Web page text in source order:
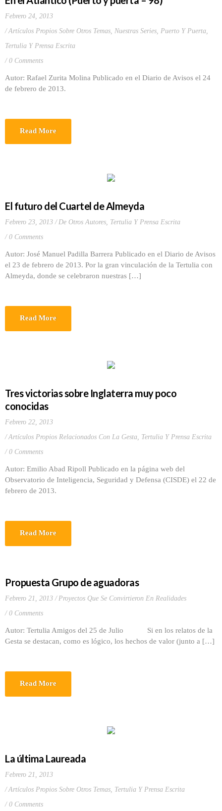
Febrero 24, 2013
Artículos Propios Sobre Otros Temas, Nuestras Series, Puerto Y Puerta,
Tertulia Y Prensa Escrita
0 Comments
Autor: Rafael Zurita Molina Publicado en el Diario de Avisos el 24
de febrero de 2013.
Read More
El futuro del Cuartel de Almeyda
Febrero 23, 2013 De Otros Autores, Tertulia Y Prensa Escrita
0 Comments
Autor: José Manuel Padilla Barrera Publicado en el Diario de Avisos
el 23 de febrero de 2013. Por la gran vinculación de la Tertulia con
Almeyda, donde se celebraron nuestras […]
Read More
Tres victorias sobre Inglaterra muy poco
conocidas
Febrero 22, 2013
Artículos Propios Relacionados Con La Gesta, Tertulia Y Prensa Escrita
0 Comments
Autor: Emilio Abad Ripoll Publicado en la página web del
Observatorio de Inteligencia, Seguridad y Defensa (CISDE) el 22 de
febrero de 2013.
Read More
Propuesta Grupo de aguadoras
Febrero 21, 2013
Proyectos Que Se Convirtieron En Realidades
0 Comments
Autor: Tertulia Amigos del 25 de Julio Si en los relatos de la
Gesta se destacan, como es lógico, los hechos de valor (junto a […]
Read More
La última Laureada
Febrero 21, 2013
Artículos Propios Sobre Otros Temas, Tertulia Y Prensa Escrita
0 Comments